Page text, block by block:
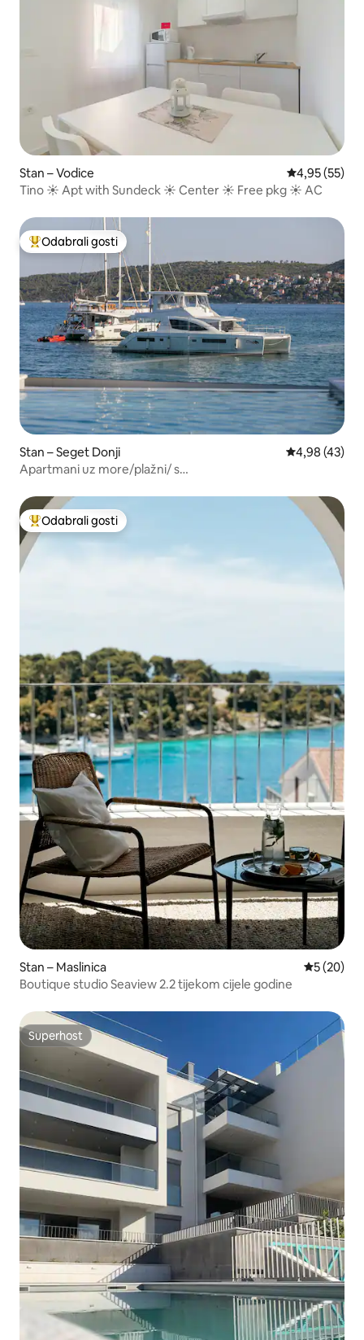
Stan – Vodice Prosječna
4,95 (55)
Tino ☀ Apt with Sundeck ☀ Center ☀ Free pkg ☀ AC
Među najviše rangiranima s oznakom „Odabrali gosti”
Odabrali gosti
Stan – Seget Donji Prosječna
4,98 (43)
Apartmani uz more/plažni/ s
Među najviše rangiranima s oznakom „Odabrali gosti”
Odabrali gosti
Stan – Maslinica Prosječna
5 (20)
Boutique studio Seaview 2.2 tijekom cijele godine
Superhost
Superhost